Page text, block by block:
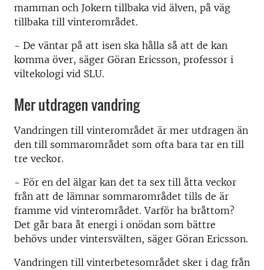
mamman och Jokern tillbaka vid älven, på väg
tillbaka till vinterområdet.
- De väntar på att isen ska hålla så att de kan
komma över, säger Göran Ericsson, professor i
viltekologi vid SLU.
Mer utdragen vandring
Vandringen till vinterområdet är mer utdragen än
den till sommarområdet som ofta bara tar en till
tre veckor.
- För en del älgar kan det ta sex till åtta veckor
från att de lämnar sommarområdet tills de är
framme vid vinterområdet. Varför ha bråttom?
Det går bara åt energi i onödan som bättre
behövs under vintersvälten, säger Göran Ericsson.
Vandringen till vinterbetesområdet sker i dag från